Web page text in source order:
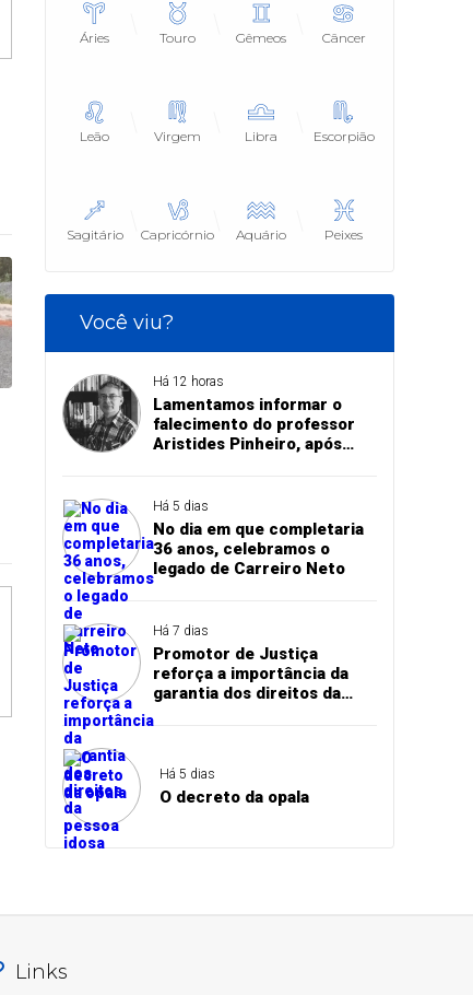
Áries Touro Gêmeos Câncer
Leão Virgem Libra Escorpião
Sagitário Capricórnio Aquário Peixes
Você viu?
Há 12 horas
Lamentamos informar o
falecimento do professor
Aristides Pinheiro, após
Há 5 dias
No dia em que completaria
36 anos, celebramos o
legado de Carreiro Neto
Há 7 dias
Promotor de Justiça
reforça a importância da
garantia dos direitos da
pessoa idosa durante visita
ao CREAS de Pedro II
Há 5 dias
O decreto da opala
Links